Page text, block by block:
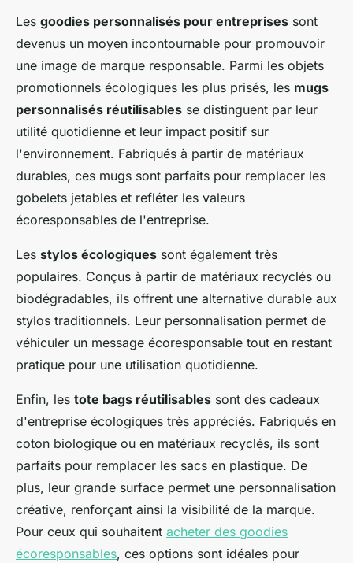
Les goodies personnalisés pour entreprises sont
devenus un moyen incontournable pour promouvoir
une image de marque responsable. Parmi les objets
promotionnels écologiques les plus prisés, les mugs
personnalisés réutilisables se distinguent par leur
utilité quotidienne et leur impact positif sur
l'environnement. Fabriqués à partir de matériaux
durables, ces mugs sont parfaits pour remplacer les
gobelets jetables et refléter les valeurs
écoresponsables de l'entreprise.
Les stylos écologiques sont également très
populaires. Conçus à partir de matériaux recyclés ou
biodégradables, ils offrent une alternative durable aux
stylos traditionnels. Leur personnalisation permet de
véhiculer un message écoresponsable tout en restant
pratique pour une utilisation quotidienne.
Enfin, les tote bags réutilisables sont des cadeaux
d'entreprise écologiques très appréciés. Fabriqués en
coton biologique ou en matériaux recyclés, ils sont
parfaits pour remplacer les sacs en plastique. De
plus, leur grande surface permet une personnalisation
créative, renforçant ainsi la visibilité de la marque.
Pour ceux qui souhaitent acheter des goodies
écoresponsables, ces options sont idéales pour